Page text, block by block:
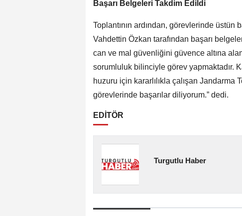
Başarı Belgeleri Takdim Edildi
Toplantının ardından, görevlerinde
Vahdettin Özkan tarafından başarı
can ve mal güvenliğini güvence altına
sorumluluk bilinciyle görev yapmaktadır.
huzuru için kararlılıkla çalışan Jandarma
görevlerinde başarılar diliyorum.” dedi.
EDİTÖR
Turgutlu Haber